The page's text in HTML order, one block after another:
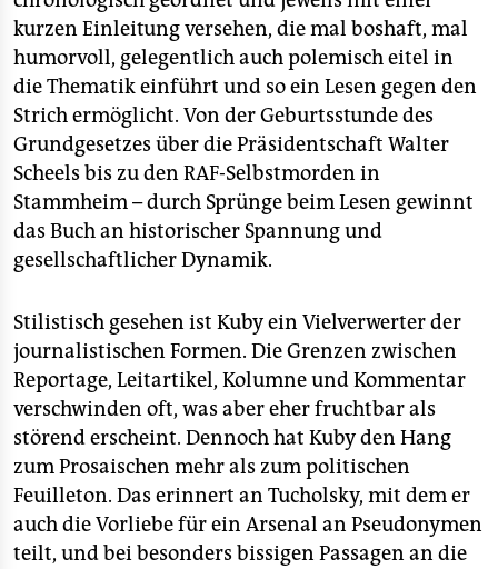
kurzen Einleitung versehen, die mal boshaft, mal
humorvoll, gelegentlich auch polemisch eitel in
die Thematik einführt und so ein Lesen gegen den
Strich ermöglicht. Von der Geburtsstunde des
Grundgesetzes über die Präsidentschaft Walter
Scheels bis zu den RAF-Selbstmorden in
Stammheim – durch Sprünge beim Lesen gewinnt
das Buch an historischer Spannung und
gesellschaftlicher Dynamik.
Stilistisch gesehen ist Kuby ein Vielverwerter der
journalistischen Formen. Die Grenzen zwischen
Reportage, Leitartikel, Kolumne und Kommentar
verschwinden oft, was aber eher fruchtbar als
störend erscheint. Dennoch hat Kuby den Hang
zum Prosaischen mehr als zum politischen
Feuilleton. Das erinnert an Tucholsky, mit dem er
auch die Vorliebe für ein Arsenal an Pseudonymen
teilt, und bei besonders bissigen Passagen an die